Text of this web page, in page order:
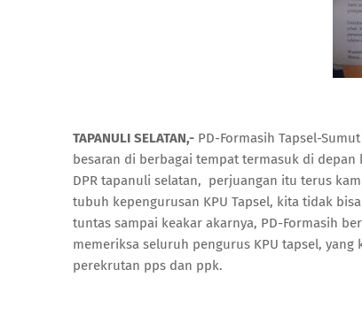
TAPANULI SELATAN,- PD-Formasih Tapsel-
besaran di berbagai tempat termasuk di
DPR tapanuli selatan, perjuangan itu terus
tubuh kepengurusan KPU Tapsel, kita tidak
tuntas sampai keakar akarnya, PD-Formasih
memeriksa seluruh pengurus KPU tapsel,
perekrutan pps dan ppk.